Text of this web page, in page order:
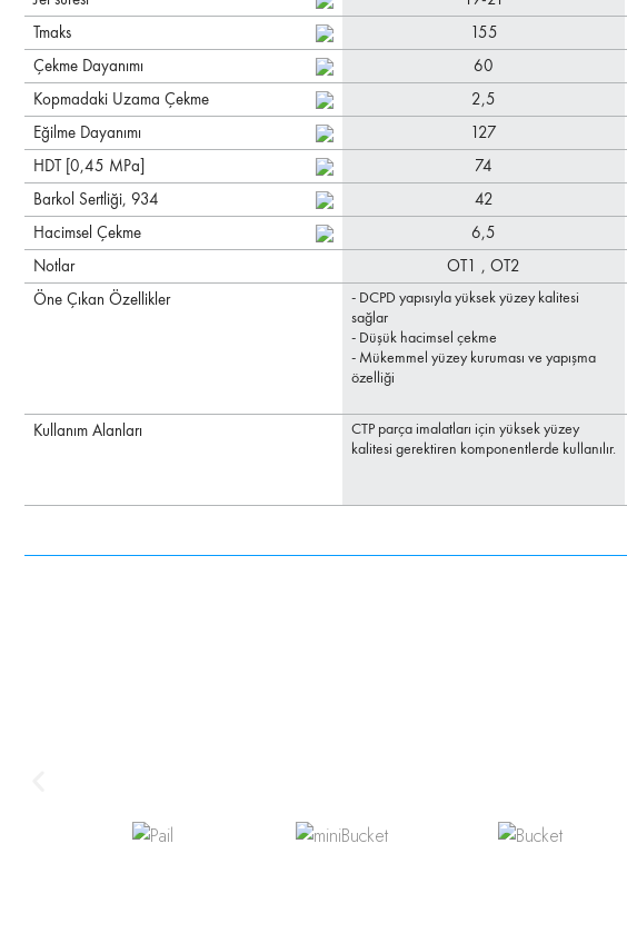
Tmaks
Çekme Dayanımı
Kopmadaki Uzama Çekme
Eğilme Dayanımı
HDT [0,45 MPa]
Barkol Sertliği, 934
Hacimsel Çekme
Notlar
Öne Çıkan Özellikler
Kullanım Alanları
155
60
2,5
127
74
42
6,5
OT1 , OT2
- DCPD yapısıyla yüksek yüzey kalitesi
sağlar
- Düşük hacimsel çekme
- Mükemmel yüzey kuruması ve yapışma
özelliği
CTP parça imalatları için yüksek yüzey
kalitesi gerektiren komponentlerde kullanılır.